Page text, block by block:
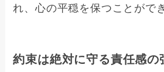
れ、心の平穏を保つことがで
約束は絶対に守る責任感の